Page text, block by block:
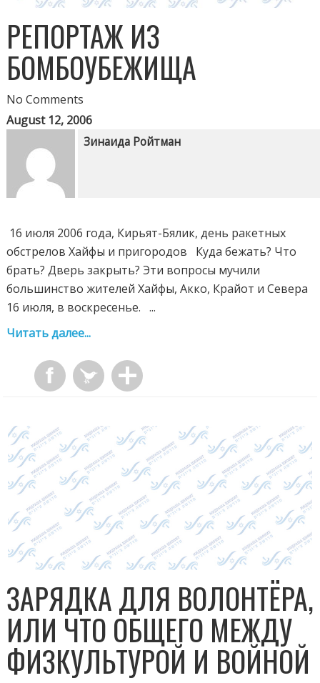
РЕПОРТАЖ ИЗ
БОМБОУБЕЖИЩА
No Comments
August 12, 2006
Зинаида Ройтман
16 июля 2006 года, Кирьят-Бялик, день ракетных
обстрелов Хайфы и пригородов Куда бежать? Что
брать? Дверь закрыть? Эти вопросы мучили
большинство жителей Хайфы, Акко, Крайот и Севера
16 июля, в воскресенье. ...
Читать далее...
ЗАРЯДКА ДЛЯ ВОЛОНТЁРА,
ИЛИ ЧТО ОБЩЕГО МЕЖДУ
ФИЗКУЛЬТУРОЙ И ВОЙНОЙ